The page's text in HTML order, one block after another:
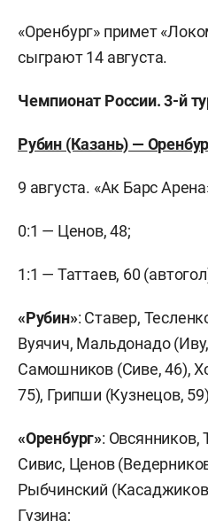
«Оренбург» примет
сыграют 14 августа.
Чемпионат России. 3-й
Рубин (Казань) —
9 августа. «Ак Барс
0:1 — Ценов, 48;
1:1 — Таттаев, 60
«Рубин»: Ставер,
Вуячич, Мальдонадо
Самошников (Сиве, 46),
75), Грипши (Кузнецов,
«Оренбург»: Овсянников,
Сивис, Ценов
Рыбчинский
Гузина;